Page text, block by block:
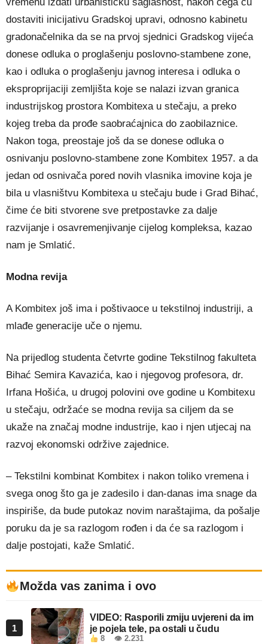
dostaviti inicijativu Gradskoj upravi, odnosno kabinetu
gradonačelnika da se na prvoj sjednici Gradskog vijeća
donese odluka o proglašenju poslovno-stambene zone,
kao i odluka o proglašenju javnog interesa i odluka o
eksproprijaciji zemljišta koje se nalazi izvan granica
industrijskog prostora Kombitexa u stečaju, a preko
kojeg treba da prođe saobraćajnica do zaobilaznice.
Nakon toga, preostaje još da se donese odluka o
osnivanju poslovno-stambene zone Kombitex 1957. a da
jedan od osnivača pored novih vlasnika imovine koja je
bila u vlasništvu Kombitexa u stečaju bude i Grad Bihać,
čime će biti stvorene sve pretpostavke za dalje
razvijanje i osavremenjivanje cijelog kompleksa, kazao
nam je Smlatić.
Modna revija
A Kombitex još ima i poštivaoce u tekstilnoj industriji, a
mlađe generacije uče o njemu.
Na prijedlog studenta četvrte godine Tekstilnog fakulteta
Bihać Semira Kavazića, kao i njegovog profesora, dr.
Irfana Hošića, u drugoj polovini ove godine u Kombitexu
u stečaju, održaće se modna revija sa ciljem da se
ukaže na značaj modne industrije, kao i njen utjecaj na
razvoj ekonomski održive zajednice.
– Tekstilni kombinat Kombitex i nakon toliko vremena i
svega onog što ga je zadesilo i dan-danas ima snage da
inspiriše, da bude putokaz novim naraštajima, da pošalje
poruku da je sa razlogom rođen i da će sa razlogom i
dalje postojati, kaže Smlatić.
Možda vas zanima i ovo
1
VIDEO: Rasporili zmiju uvjereni da im
je pojela tele, pa ostali u čudu
8 👁 2.231